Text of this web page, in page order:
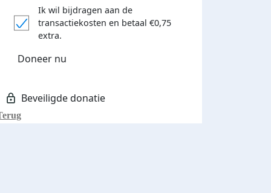
Ik wil bijdragen aan de
transactiekosten en betaal €0,75
extra.
Doneer nu